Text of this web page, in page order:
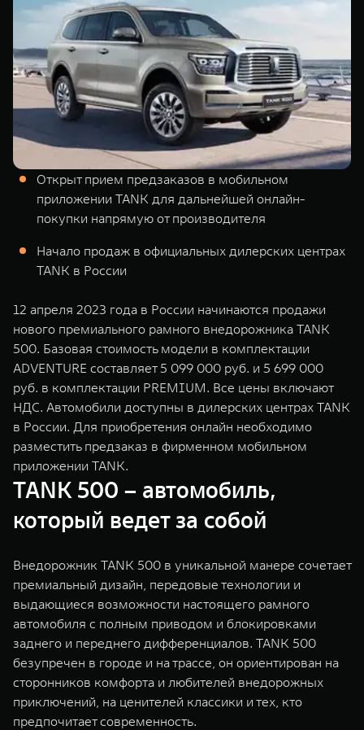
TANK 500
Веди за собой
от 6 499 000 ₽
TANK 700
от 10 199
WEY 07
Расширяя границы комфорта
от 6 149 000 ₽
WEY 05
от 5 699
WEY 80
Масштаб возможностей
от 6 449 000 ₽
WEY 80
Масштаб
от 8 099
TANK Финансы
Корпоративным клиентам
TANK ФИНАНСЫ
TANK Кредит
TANK Лизинг
TANK Страхование
Сервис
Специальные предложения
Моторные масла
ЦИФРОВЫЕ СЕРВИСЫ TANK
Цифровые сервисы TANK
Подписки
Открыт прием предзаказов в мобильном
приложении TANK для дальнейшей онлайн-
покупки напрямую от производителя
Начало продаж в официальных дилерских центрах
TANK в России
12 апреля 2023 года в России начинаются продажи
нового премиального рамного внедорожника TANK
500. Базовая стоимость модели в комплектации
ADVENTURE составляет 5 099 000 руб. и 5 699 000
руб. в комплектации PREMIUM. Все цены включают
НДС. Автомобили доступны в дилерских центрах TANK
в России. Для приобретения онлайн необходимо
разместить предзаказ в фирменном мобильном
приложении TANK.
TANK 500 – автомобиль,
который ведет за собой
Внедорожник TANK 500 в уникальной манере сочетает
премиальный дизайн, передовые технологии и
выдающиеся возможности настоящего рамного
автомобиля с полным приводом и блокировками
заднего и переднего дифференциалов. TANK 500
безупречен в городе и на трассе, он ориентирован на
сторонников комфорта и любителей внедорожных
приключений, на ценителей классики и тех, кто
предпочитает современность.